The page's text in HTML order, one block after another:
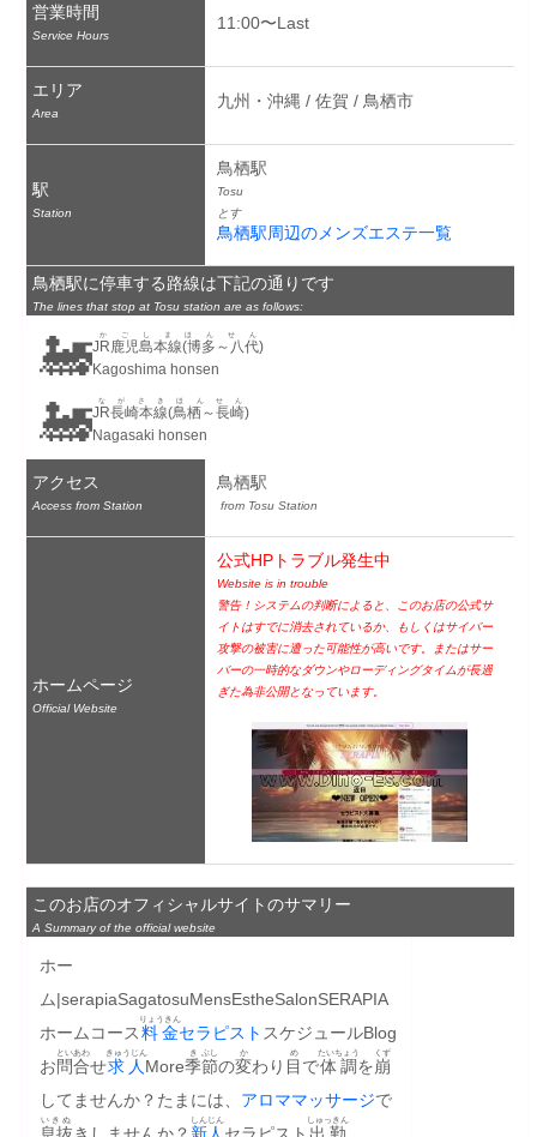
営業時間
Service Hours
11:00〜Last
エリア
Area
九州・沖縄 / 佐賀 / 鳥栖市
駅
Station
鳥栖駅
Tosu
とす
鳥栖駅周辺のメンズエステ一覧
鳥栖駅に停車する路線は下記の通りです
The lines that stop at Tosu station are as follows:
🚂JR鹿児島本線(博多～八代)
かごしまほんせん
Kagoshima honsen
🚂JR長崎本線(鳥栖～長崎)
ながさきほんせん
Nagasaki honsen
アクセス
Access from Station
鳥栖駅
from Tosu Station
ホームページ
Official Website
公式HPトラブル発生中
Website is in trouble
警告！システムの判断によると、このお店の公式サ
イトはすでに消去されているか、もしくはサイバー
攻撃の被害に遭った可能性が高いです。またはサー
バーの一時的なダウンやローディングタイムが長過
ぎた為非公開となっています。
このお店のオフィシャルサイトのサマリー
A Summary of the official website
ホー
ム|serapiaSagatosuMensEstheSalonSERAPIA
ホームコース料金
りょうきん
セラピスト スケジュールBlog
お問合
といあわ
せ求人
きゅうじん
More​季
き
節
ぶし
の変
か
わり 目
め
で体調
たいちょう
を崩
くず
してませんか？​たまには、 アロママッサージで
息抜
いきぬ
きしませんか？​ 新人
しんじん
セラピスト 出勤
しゅっきん